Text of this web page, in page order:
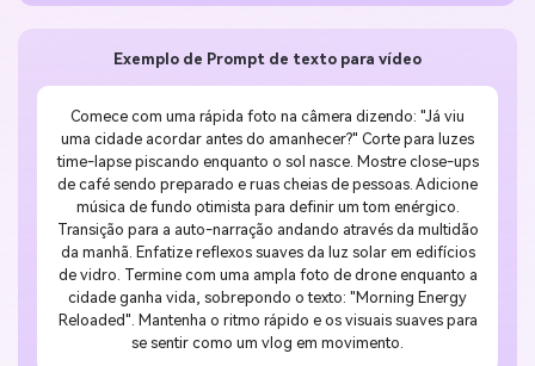
Exemplo de Prompt de texto para vídeo
Comece com uma rápida foto na câmera dizendo: "Já viu
uma cidade acordar antes do amanhecer?" Corte para luzes
time-lapse piscando enquanto o sol nasce. Mostre close-ups
de café sendo preparado e ruas cheias de pessoas. Adicione
música de fundo otimista para definir um tom enérgico.
Transição para a auto-narração andando através da multidão
da manhã. Enfatize reflexos suaves da luz solar em edifícios
de vidro. Termine com uma ampla foto de drone enquanto a
cidade ganha vida, sobrepondo o texto: "Morning Energy
Reloaded". Mantenha o ritmo rápido e os visuais suaves para
se sentir como um vlog em movimento.